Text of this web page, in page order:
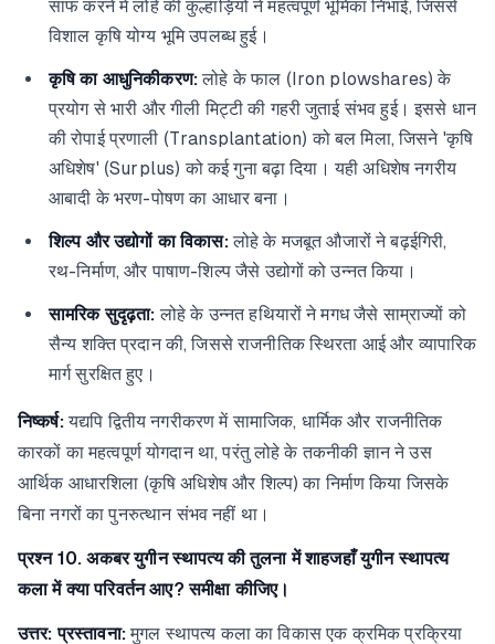
साफ करने में लोहे की कुल्हाड़ियों ने महत्वपूर्ण भूमिका निभाई, जिससे
विशाल कृषि योग्य भूमि उपलब्ध हुई।
कृषि का आधुनिकीकरण:लोहे के फाल (Iron plowshares) के
प्रयोग से भारी और गीली मिट्टी की गहरी जुताई संभव हुई। इससे धान
की रोपाई प्रणाली (Transplantation) को बल मिला, जिसने 'कृषि
अधिशेष' (Surplus) को कई गुना बढ़ा दिया। यही अधिशेष नगरीय
आबादी के भरण-पोषण का आधार बना।
शिल्प और उद्योगों का विकास:लोहे के मजबूत औजारों ने बढ़ईगिरी,
रथ-निर्माण, और पाषाण-शिल्प जैसे उद्योगों को उन्नत किया।
सामरिक सुदृढ़ता: लोहे के उन्नत हथियारों ने मगध जैसे साम्राज्यों को
सैन्य शक्ति प्रदान की, जिससे राजनीतिक स्थिरता आई और व्यापारिक
मार्ग सुरक्षित हुए।
निष्कर्ष:यद्यपि द्वितीय नगरीकरण में सामाजिक, धार्मिक और राजनीतिक
कारकों का महत्वपूर्ण योगदान था, परंतु लोहे के तकनीकी ज्ञान ने उस
आर्थिक आधारशिला (कृषि अधिशेष और शिल्प) का निर्माण किया जिसके
बिना नगरों का पुनरुत्थान संभव नहीं था।
प्रश्न 10. अकबर युगीन स्थापत्य की तुलना में शाहजहाँ युगीन स्थापत्य
कला में क्या परिवर्तन आए? समीक्षा कीजिए।
उत्तर: प्रस्तावना:मुगल स्थापत्य कला का विकास एक क्रमिक प्रक्रिया